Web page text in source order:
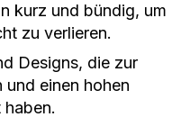
kurz und bündig, um
zu verlieren.
Designs, die zur
einen hohen